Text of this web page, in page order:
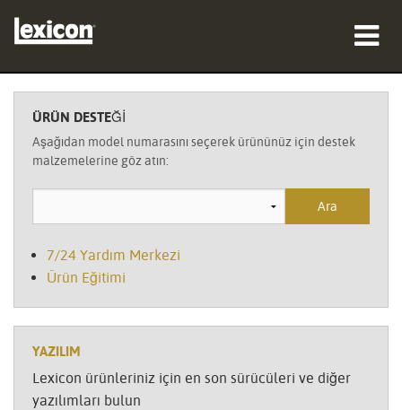
ürünler
nereden satın alınır
eğitim
Dil/Bölge
ÜRÜN DESTEĞI
Aşağıdan model numarasını seçerek ürününüz için destek
malzemelerine göz atın:
7/24 Yardım Merkezi
Ürün Eğitimi
YAZILIM
Lexicon ürünleriniz için en son sürücüleri ve diğer
yazılımları bulun